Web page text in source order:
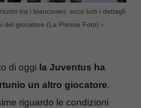
tra i bianconeri: ecco tutti i dettagli
del giocatore (La Presse Foto) –
di oggi la Juventus ha
un altro giocatore.
riguardo le condizioni